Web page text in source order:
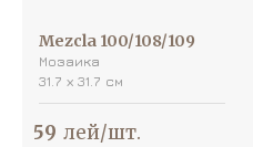
Mezcla 100/108/109
Мозаика
31.7 х 31.7 см
59 лей/шт.